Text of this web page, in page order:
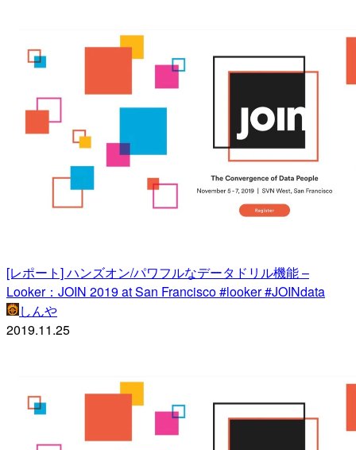
[レポート] ハンズオン/パワフルなデータドリル機能 –
Looker：JOIN 2019 at San Francisco #looker #JOINdata
しんや
2019.11.25